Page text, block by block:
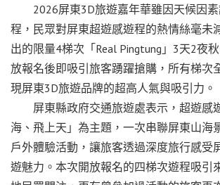
2026屏東3D旅遊嘉年華雖因天候因素
程，民眾對屏東超遊感遊程的熱情絲毫未
出的限量4梯次「Real Pingtung」3天2夜
放報名後即吸引旅客踴躍搶購，所有梯次
現屏東3D旅遊品牌的超高人氣與吸引力。
屏東縣政府交通旅遊處表示，超遊感
海、飛上天」為主題，一次串聯屏東山海
戶外體驗活動，讓旅客透過深度旅行感受
遊魅力。本次開放報名的四梯次遊程吸引